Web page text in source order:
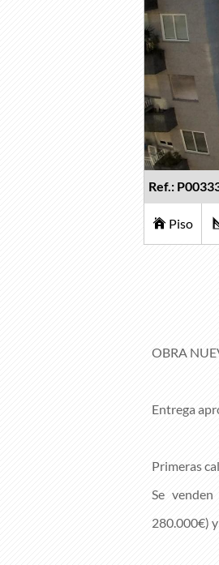
Ref.:
Piso
OBRA
Entrega
Primeras
Se
280.000€)